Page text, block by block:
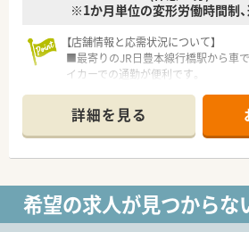
※1か月単位の変形労働時間制
【店舗情報と応需状況について】
■最寄りのJR日豊本線行橋駅から車
イカーでの通勤が便利です。
専門性を高められる環境です。
■外来は整形外科を1日に20枚程度応
者様と向き合うことができます。
■地域からの在宅医療ニーズに応える
ムの一員となる方を募集します。
■在宅医療に強い意欲をお持ちの方
詳細を見る
希望の求人が見つから